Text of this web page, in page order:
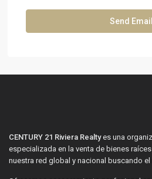
CENTURY 21 Riviera Realtyes una
especializada en la venta de bienes
nuestra red global y nacional buscando